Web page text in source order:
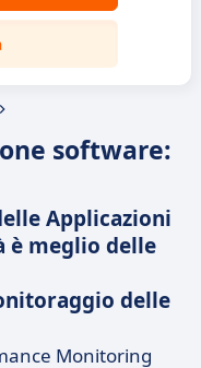
software:
Applicazioni
è meglio delle
delle
Monitoring